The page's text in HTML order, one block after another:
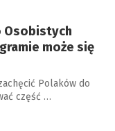
Osobistych
może się
Polaków do
część …